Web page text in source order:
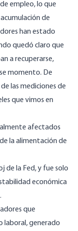
empleo, lo que
de
han estado
quedó claro que
a recuperarse,
momento. De
las mediciones de
que vimos en
afectados
de la alimentación de
de la Fed, y fue solo
económica
.
que
laboral, generado